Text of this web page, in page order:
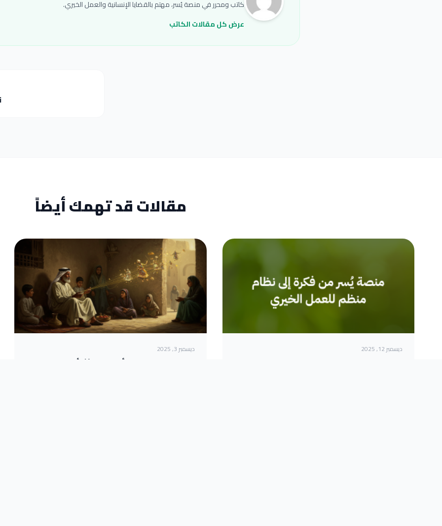
كاتب ومحرر في منصة يُسر، مهتم بالقضايا الإنسانية والعمل الخيري.
عرض كل مقالات الكاتب
مقالات قد تهمك أيضاً
ديسمبر 12, 2025 ديسمبر 3, 2025
يسر: حين يصبح الخير أقرب… والأثر أوضح